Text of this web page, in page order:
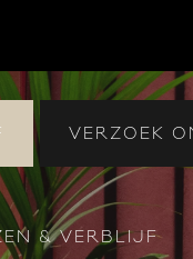
VERZOEK
& VERBLIJF